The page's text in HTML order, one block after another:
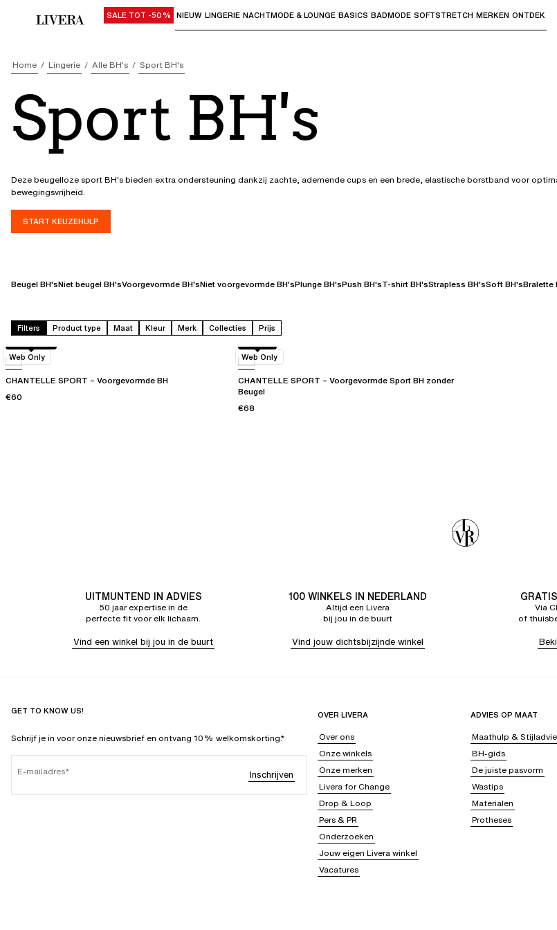
Gebruik "Pijl omlaag" of "Enter" om submenu's te openen en "Pijl omhoog" of
SALE TOT -50% NIEUW LINGERIE NACHTMODE & LOUNGE BASICS BADMODE SOFTSTRETCH MERKEN ONTDEK
Home Lingerie Alle BH's Sport BH's
Sport BH's
Deze beugelloze sport BH's bieden extra ondersteuning dankzij zachte, ademende cups en een brede, elastische borstband voor optimaal comfort en
bewegingsvrijheid.
START KEUZEHULP
Beugel BH'sNiet beugel BH'sVoorgevormde BH'sNiet voorgevormde BH'sPlunge BH'sPush BH'sT-shirt BH'sStrapless BH'sSoft BH'sBralette
Filters Product type Maat Kleur Merk Collecties Prijs
Dark Leo
CHANTELLE SPORT – Voorgevormde BH
€60
Web Only
Zwart
CHANTELLE SPORT – Voorgevormde Sport BH zonder
Beugel
€68
Web Only
UITMUNTEND IN ADVIES
50 jaar expertise in de
perfecte fit voor elk lichaam.
Vind een winkel bij jou in de buurt
100 WINKELS IN NEDERLAND
Altijd een Livera
bij jou in de buurt
Vind jouw dichtsbijzijnde winkel
Via
of
GET TO KNOW US!
Schrijf je in voor onze nieuwsbrief en ontvang 10% welkomskorting.*
E-mailadres Inschrijven
OVER LIVERA
Over ons
Onze winkels
Onze merken
Livera for Change
Drop & Loop
Pers & PR
Onderzoeken
Jouw eigen Livera winkel
Vacatures
ADVIES OP MAAT
Maathulp &
BH-gids
De juiste pasvorm
Wastips
Materialen
Protheses